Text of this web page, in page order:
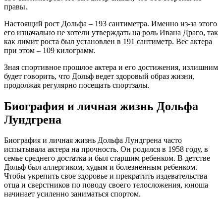
правы.
Настоящий рост Дольфа – 193 сантиметра. Именно из-за этого
его изначально не хотели утверждать на роль Ивана Драго, так
как лимит роста был установлен в 191 сантиметр. Вес актера
при этом – 109 килограмм.
Зная спортивное прошлое актера и его достижения, излишним
будет говорить, что Дольф ведет здоровый образ жизни,
продолжая регулярно посещать спортзалы.
Биография и личная жизнь Дольфа
Лундгрена
Биография и личная жизнь Дольфа Лундгрена часто
испытывала актера на прочность. Он родился в 1958 году, в
семье среднего достатка и был старшим ребенком. В детстве
Дольф был аллергиком, худым и болезненным ребенком.
Чтобы укрепить свое здоровье и прекратить издевательства
отца и сверстников по поводу своего телосложения, юноша
начинает усиленно заниматься спортом.